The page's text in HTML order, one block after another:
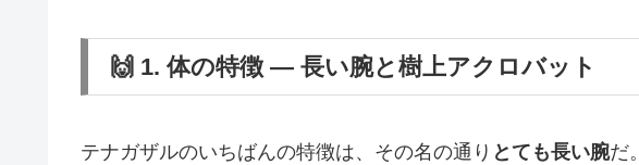
🙌 1. 体の特徴 ― 長い腕と樹上アクロバット
テナガザルのいちばんの特徴は、その名の通り とても長い腕だ。